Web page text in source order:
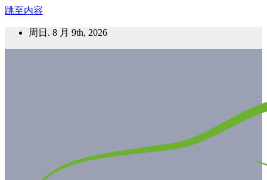
跳至内容
周日. 8 月 9th, 2026